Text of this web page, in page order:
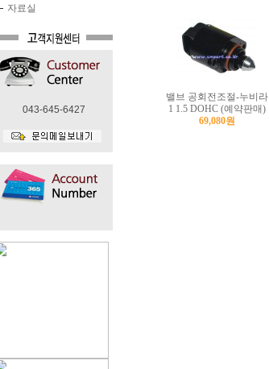
자료실
043-645-6427
밸브 공회전조절-누비라
1 1.5 DOHC (예약판매)
69,080원